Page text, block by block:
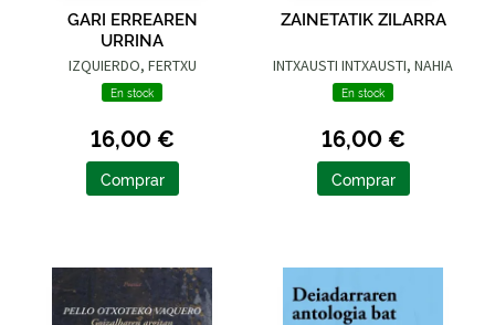
GARI ERREAREN
URRINA
IZQUIERDO, FERTXU
En stock
16,00 €
Comprar
ZAINETATIK ZILARRA
INTXAUSTI INTXAUSTI, NAHIA
En stock
16,00 €
Comprar